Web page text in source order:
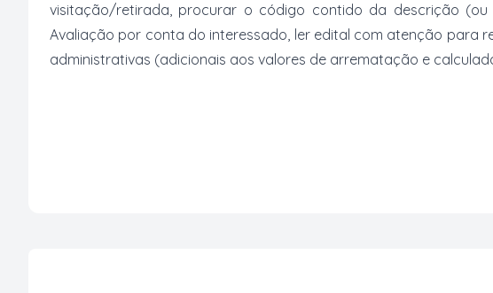
visitação/retirada, procurar o código contido da descrição
Avaliação por conta do interessado, ler edital com atenção para
administrativas (adicionais aos valores de arrematação e